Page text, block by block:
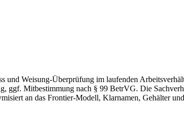
Weisung-Überprüfung im laufenden
ggf. Mitbestimmung nach § 99 BetrVG. Die
an das Frontier-Modell, Klarnamen, Gehälter